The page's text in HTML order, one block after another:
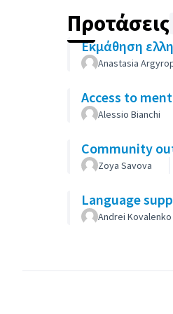
Προτάσεις
Εκμάθηση
Anastasia
Access to
Alessio Bianchi
Community
Zoya Savova
Language
Andrei Kovalenko